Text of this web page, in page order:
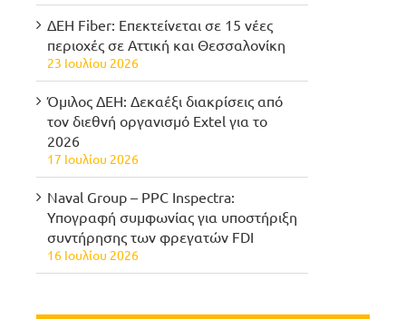
ΔΕΗ Fiber: Επεκτείνεται σε 15 νέες
περιοχές σε Αττική και Θεσσαλονίκη
23 Ιουλίου 2026
Όμιλος ΔΕΗ: Δεκαέξι διακρίσεις από
τον διεθνή οργανισμό Extel για το
2026
17 Ιουλίου 2026
Naval Group – PPC Inspectra:
Υπογραφή συμφωνίας για υποστήριξη
συντήρησης των φρεγατών FDI
16 Ιουλίου 2026